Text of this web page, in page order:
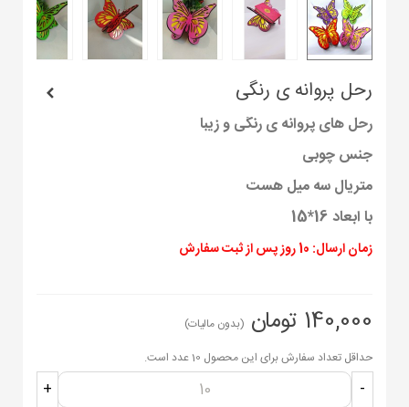
رحل پروانه ی رنگی
رحل های پروانه ی رنگی و زیبا
جنس چوبی
متریال سه میل هست
با ابعاد 16*15
زمان ارسال: 10 روز پس از ثبت سفارش
140,000 تومان
(بدون مالیات)
حداقل تعداد سفارش برای این محصول 10 عدد است.
-
+